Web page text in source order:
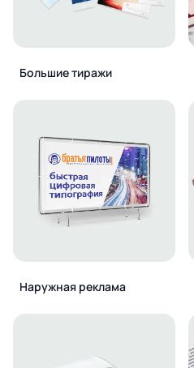
Большие тиражи
Наружная реклама